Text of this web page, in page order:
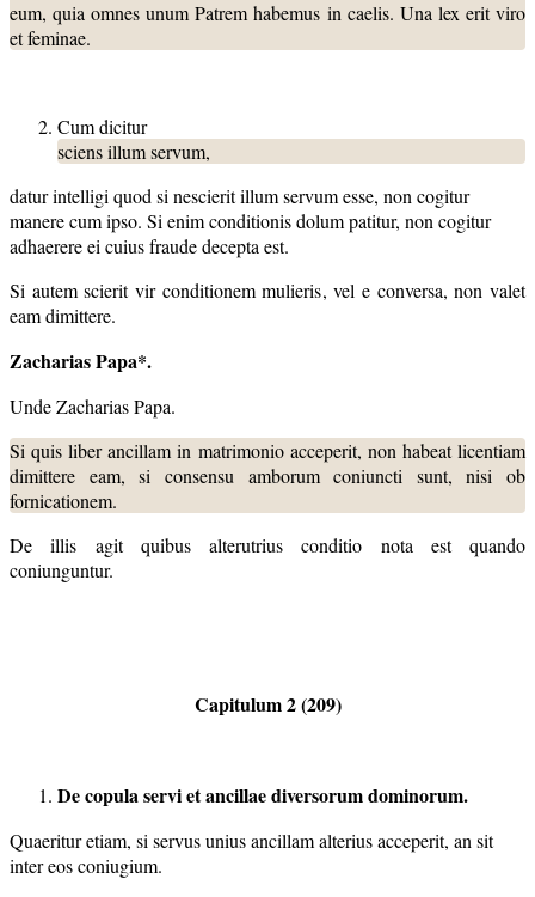
eum, quia omnes unum Patrem habemus in caelis. Una lex erit viro
et feminae.
Cum dicitur
sciens illum servum,
datur intelligi quod si nescierit illum servum esse, non cogitur
manere cum ipso. Si enim conditionis dolum patitur, non cogitur
adhaerere ei cuius fraude decepta est.
Si autem scierit vir conditionem mulieris, vel e conversa, non valet
eam dimittere.
Zacharias Papa*.
Unde Zacharias Papa.
Si quis liber ancillam in matrimonio acceperit, non habeat licentiam
dimittere eam, si consensu amborum coniuncti sunt, nisi ob
fornicationem.
De illis agit quibus alterutrius conditio nota est quando
coniunguntur.
Capitulum 2 (209)
De copula servi et ancillae diversorum dominorum.
Quaeritur etiam, si servus unius ancillam alterius acceperit, an sit
inter eos coniugium.